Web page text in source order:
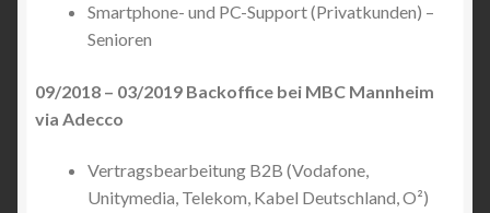
Smartphone- und PC-Support (Privatkunden) –
Senioren
09/2018 – 03/2019 Backoffice bei MBC Mannheim
via Adecco
Vertragsbearbeitung B2B (Vodafone,
Unitymedia, Telekom, Kabel Deutschland, O²)